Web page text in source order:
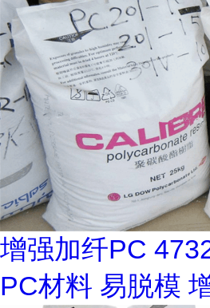
增强加纤PC
PC材料 易脱模